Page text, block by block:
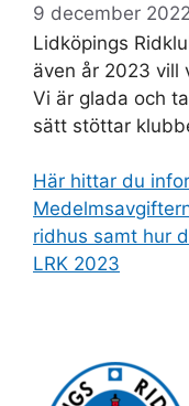
9 december 2022
Lidköpings
även år 2023 vill
Vi är glada och
sätt stöttar
Här hittar du
ridhus samt hur
LRK 2023